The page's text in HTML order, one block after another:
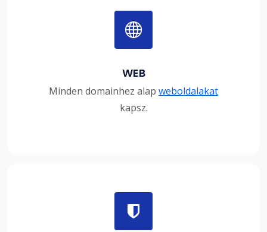
WEB
Minden domainhez alap weboldalakat
kapsz.